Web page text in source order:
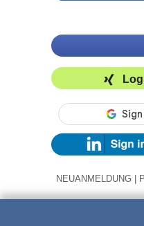
NEUANMELDUNG |